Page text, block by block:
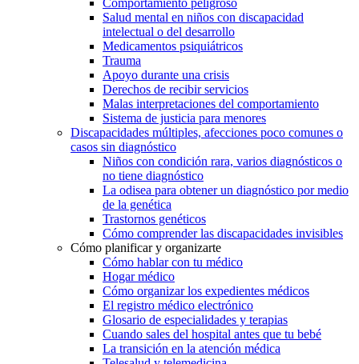
Salud mental en niños con discapacidad
intelectual o del desarrollo
Medicamentos psiquiátricos
Trauma
Apoyo durante una crisis
Derechos de recibir servicios
Malas interpretaciones del comportamiento
Sistema de justicia para menores
Discapacidades múltiples, afecciones poco comunes o
casos sin diagnóstico
Niños con condición rara, varios diagnósticos o
no tiene diagnóstico
La odisea para obtener un diagnóstico por medio
de la genética
Trastornos genéticos
Cómo comprender las discapacidades invisibles
Cómo planificar y organizarte
Cómo hablar con tu médico
Hogar médico
Cómo organizar los expedientes médicos
El registro médico electrónico
Glosario de especialidades y terapias
Cuando sales del hospital antes que tu bebé
La transición en la atención médica